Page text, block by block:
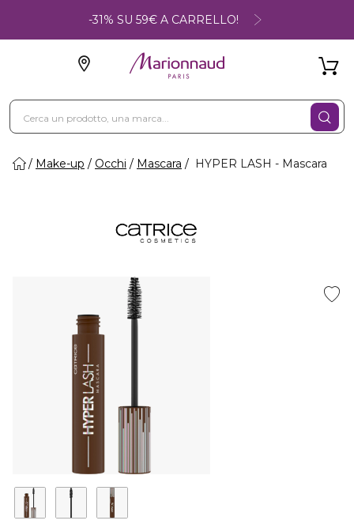
-31% SU 59€ A CARRELLO!
Make-up Occhi Mascara HYPER LASH - Mascara